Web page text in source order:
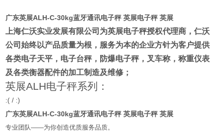
广东英展ALH-C-30kg蓝牙通讯电子秤 英展电子秤 英展
上海仁沃实业发展有限公司为英展电子秤授权代理商 ，仁沃
公司始终以产品质量为根，服务为本的企业方针为客户提供
各类电子天平，电子台秤，防爆电子秤，叉车称，称重仪表
及各类衡器配件的加工制造及维修；
英展ALH电子秤系列：
:( / :)
广东英展ALH-C-30kg蓝牙通讯电子秤 英展电子秤 英展
专业团队——为你创造优质服务品质。